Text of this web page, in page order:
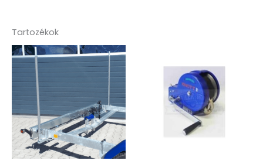
Tartozékok